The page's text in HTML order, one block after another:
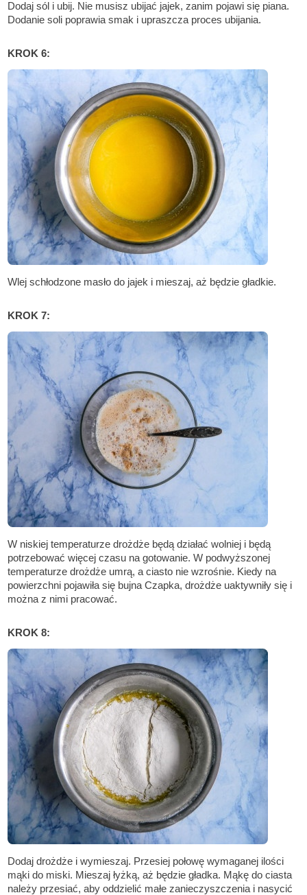
Dodaj sól i ubij. Nie musisz ubijać jajek, zanim pojawi się piana.
Dodanie soli poprawia smak i upraszcza proces ubijania.
KROK 6:
Wlej schłodzone masło do jajek i mieszaj, aż będzie gładkie.
KROK 7:
W niskiej temperaturze drożdże będą działać wolniej i będą
potrzebować więcej czasu na gotowanie. W podwyższonej
temperaturze drożdże umrą, a ciasto nie wzrośnie. Kiedy na
powierzchni pojawiła się bujna Czapka, drożdże uaktywniły się i
można z nimi pracować.
KROK 8:
Dodaj drożdże i wymieszaj. Przesiej połowę wymaganej ilości
mąki do miski. Mieszaj łyżką, aż będzie gładka. Mąkę do ciasta
należy przesiać, aby oddzielić małe zanieczyszczenia i nasycić